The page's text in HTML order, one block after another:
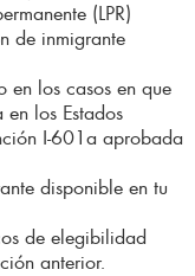
(LPR)
de inmigrante
en los casos en que
los Estados
I-601a aprobada
disponible en tu
de elegibilidad
anterior.